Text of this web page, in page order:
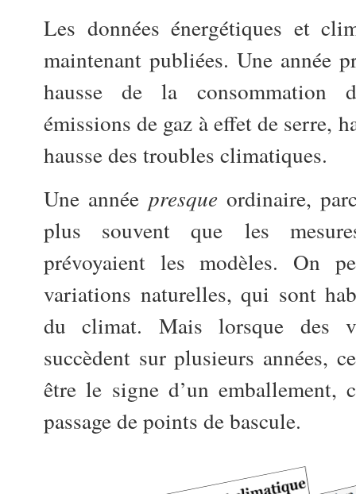
Les données énergétiques et
maintenant publiées. Une année
hausse de la consommation
émissions de gaz à effet de serre,
hausse des troubles climatiques.
Une année presqueordinaire,
plus souvent que les
prévoyaient les modèles. On
variations naturelles, qui sont
du climat. Mais lorsque des
succèdent sur plusieurs années,
être le signe d’un emballement,
passage de points de bascule.